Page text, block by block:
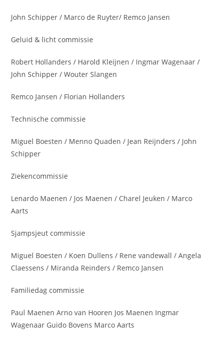
John Schipper / Marco de Ruyter/ Remco Jansen
Geluid & licht commissie
Robert Hollanders / Harold Kleijnen / Ingmar Wagenaar /
John Schipper / Wouter Slangen
Remco Jansen / Florian Hollanders
Technische commissie
Miguel Boesten / Menno Quaden / Jean Reijnders / John
Schipper
Ziekencommissie
Lenardo Maenen / Jos Maenen / Charel Jeuken / Marco
Aarts
Sjampsjeut commissie
Miguel Boesten / Koen Dullens / Rene vandewall / Angela
Claessens / Miranda Reinders / Remco Jansen
Familiedag commissie
Paul Maenen Arno van Hooren Jos Maenen Ingmar
Wagenaar Guido Bovens Marco Aarts